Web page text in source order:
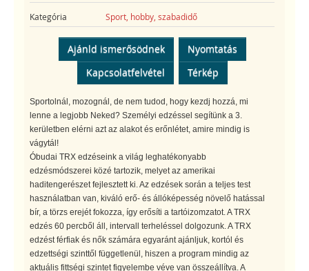
Kategória Sport, hobby, szabadidő
Ajánld ismerősödnek
Nyomtatás
Kapcsolatfelvétel
Térkép
Sportolnál, mozognál, de nem tudod, hogy kezdj hozzá, mi
lenne a legjobb Neked? Személyi edzéssel segítünk a 3.
kerületben elérni azt az alakot és erőnlétet, amire mindig is
vágytál!
Óbudai TRX edzéseink a világ leghatékonyabb
edzésmódszerei közé tartozik, melyet az amerikai
haditengerészet fejlesztett ki. Az edzések során a teljes test
használatban van, kiváló erő- és állóképesség növelő hatással
bír, a törzs erejét fokozza, így erősíti a tartóizomzatot. A TRX
edzés 60 percből áll, intervall terheléssel dolgozunk. A TRX
edzést férfiak és nők számára egyaránt ajánljuk, kortól és
edzettségi szinttől függetlenül, hiszen a program mindig az
aktuális fittségi szintet figyelembe véve van összeállítva. A